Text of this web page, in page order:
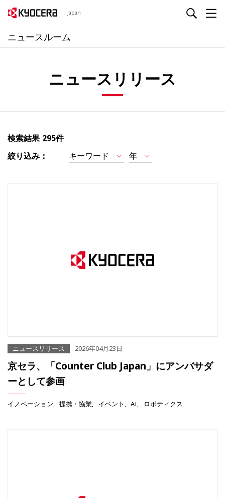
Japan
ニュースルーム
ニュースリリース
検索結果 295件
絞り込み：
キーワード 年
ニュースリリース 2026年04月23日
京セラ、「Counter Club Japan」にアンバサダ
ーとして参画
イノベーション 提携・協業 イベント AI ロボティクス